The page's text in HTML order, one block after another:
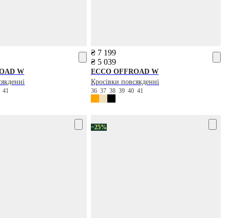
W
41
₴ 7 199
₴ 5 039
ECCOOFFROAD W
Кросівки повсякденні
36 37 38 39 40 41
−25%